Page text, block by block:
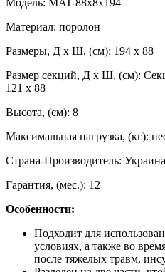
Материал: поролон
Размеры, Д х Ш, (см): 194 х 88
Размер секций, Д х Ш, (см):
121 х 88
Высота, (см): 8
Максимальная нагрузка, (кг):
Страна-Производитель: Украина
Гарантия, (мес.): 12
Особенности:
Подходит для
условиях, а также во
после тяжелых травм,